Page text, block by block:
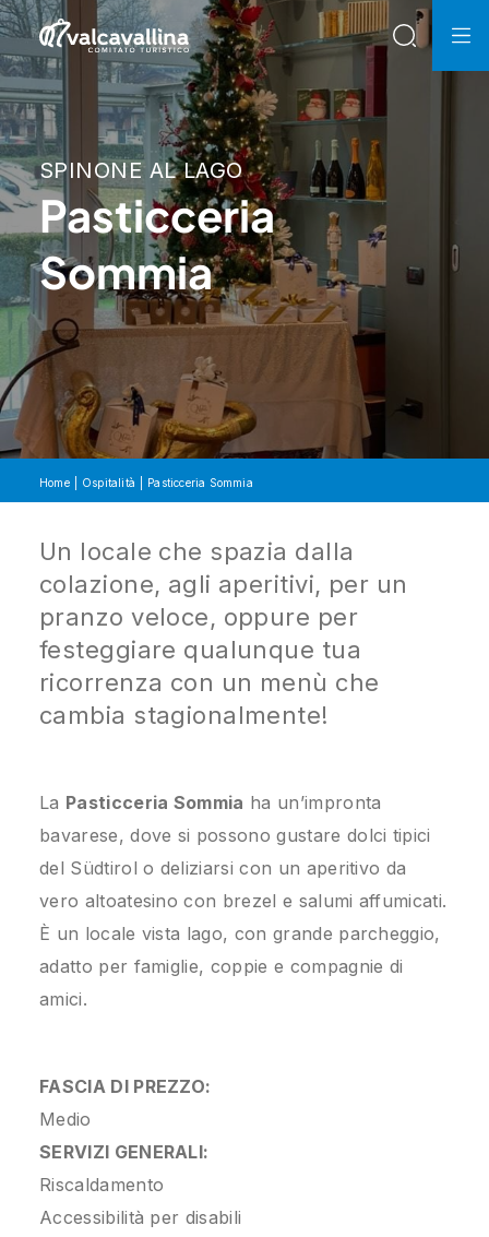
SPINONE AL LAGO
Pasticceria
Sommia
Home Ospitalità Pasticceria Sommia
Un locale che spazia dalla
colazione, agli aperitivi, per un
pranzo veloce, oppure per
festeggiare qualunque tua
ricorrenza con un menù che
cambia stagionalmente!
La Pasticceria Sommia ha un’impronta
bavarese, dove si possono gustare dolci tipici
del Südtirol o deliziarsi con un aperitivo da
vero altoatesino con brezel e salumi affumicati.
È un locale vista lago, con grande parcheggio,
adatto per famiglie, coppie e compagnie di
amici.
FASCIA DI PREZZO:
Medio
SERVIZI GENERALI:
Riscaldamento
Accessibilità per disabili